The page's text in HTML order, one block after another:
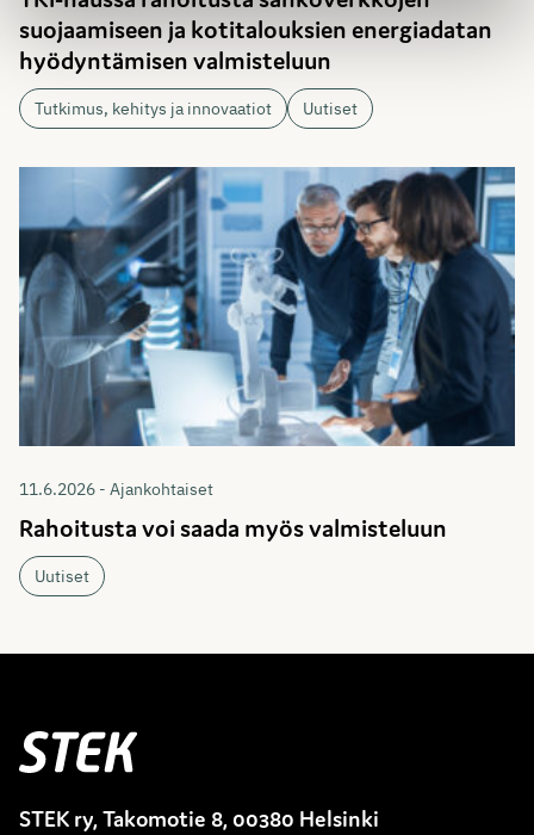
suojaamiseen ja kotitalouksien energiadatan
hyödyntämisen valmisteluun
Tutkimus, kehitys ja innovaatiot Uutiset
11.6.2026 - Ajankohtaiset
Rahoitusta voi saada myös valmisteluun
Uutiset
Stek
STEK ry, Takomotie 8, 00380 Helsinki